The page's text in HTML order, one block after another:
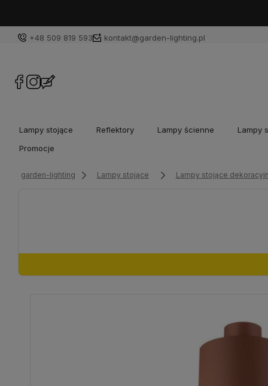
+48 509 819 593 kontakt@garden-lighting.pl
Lampy stojące Reflektory Lampy ścienne Lampy
Promocje
garden-lighting Lampy stojące Lampy stojące